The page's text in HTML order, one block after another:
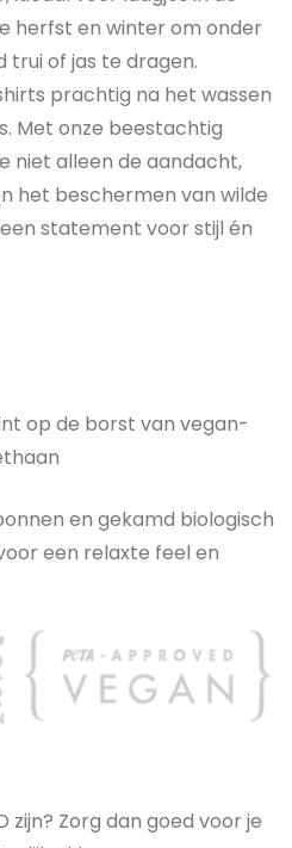
herfst en winter om onder
trui of jas te dragen.
prachtig na het wassen
Met onze beestachtig
niet alleen de aandacht,
het beschermen van wilde
statement voor stijl én
op de borst van vegan-
en gekamd biologisch
een relaxte feel en
zijn? Zorg dan goed voor je